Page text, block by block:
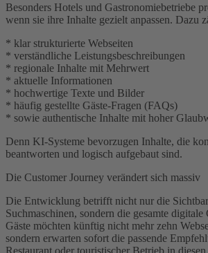
Besonders Hotels und Gastronomiebetriebe
wenn sie ihre Inhalte gezielt anpassen. Dazu
* klar strukturierte Webseiten
* verständliche Leistungsbeschreibungen
* regionale Inhalte mit Mehrwert
* aktuelle Informationen
* hochwertige Texte und Bilder
* häufig gestellte Gäste-Fragen (FAQs)
* sowie authentische Inhalte mit hoher
Denn KI-Systeme bevorzugen Inhalte, die
beantworten und logisch aufgebaut sind.
Die Customer Journey verändert sich massiv
Die Entwicklung betrifft nicht nur die
Suchmaschinen, sondern die gesamte digitale
Gäste möchten künftig nicht mehr zehn
sondern erwarten sofort die passende
Restaurant oder touristischer Betrieb in